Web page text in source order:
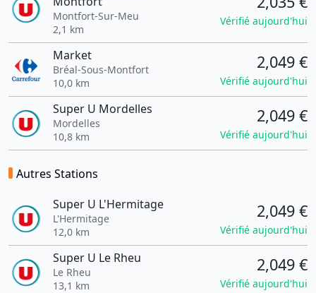
Montfort-Sur-Meu
2,1 km
Vérifié aujourd'hui
Market
Bréal-Sous-Montfort
10,0 km
2,049 €
Vérifié aujourd'hui
Super U Mordelles
Mordelles
10,8 km
2,049 €
Vérifié aujourd'hui
Autres Stations
Super U L'Hermitage
L'Hermitage
12,0 km
2,049 €
Vérifié aujourd'hui
Super U Le Rheu
Le Rheu
13,1 km
2,049 €
Vérifié aujourd'hui